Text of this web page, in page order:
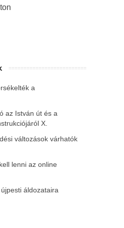
a
az István út és a
X.
változások várhatók
lenni az online
áldozataira